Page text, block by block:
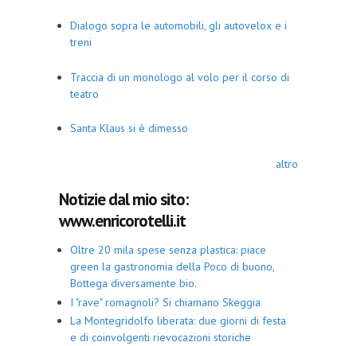
Dialogo sopra le automobili, gli autovelox e i
treni
Traccia di un monologo al volo per il corso di
teatro
Santa Klaus si è dimesso
altro
Notizie dal mio sito:
www.enricorotelli.it
Oltre 20 mila spese senza plastica: piace
green la gastronomia della Poco di buono,
Bottega diversamente bio.
I "rave" romagnoli? Si chiamano Skeggia
La Montegridolfo liberata: due giorni di festa
e di coinvolgenti rievocazioni storiche